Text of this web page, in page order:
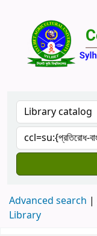
Advanced search
Library